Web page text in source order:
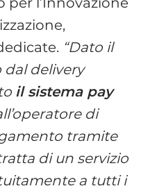
“Dato il
delivery
il sistema pay
di
tramite
di un servizio
a tutti i